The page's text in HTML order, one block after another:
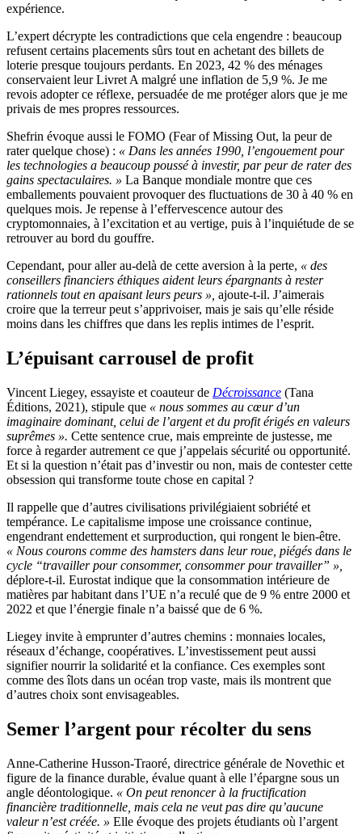
expérience.
L’expert décrypte les contradictions que cela engendre : beaucoup
refusent certains placements sûrs tout en achetant des billets de
loterie presque toujours perdants. En 2023, 42 % des ménages
conservaient leur Livret A malgré une inflation de 5,9 %. Je me
revois adopter ce réflexe, persuadée de me protéger alors que je me
privais de mes propres ressources.
Shefrin évoque aussi le FOMO (Fear of Missing Out, la peur de
rater quelque chose) : « Dans les années 1990, l’engouement pour
les technologies a beaucoup poussé à investir, par peur de rater des
gains spectaculaires. » La Banque mondiale montre que ces
emballements pouvaient provoquer des fluctuations de 30 à 40 % en
quelques mois. Je repense à l’effervescence autour des
cryptomonnaies, à l’excitation et au vertige, puis à l’inquiétude de se
retrouver au bord du gouffre.
Cependant, pour aller au-delà de cette aversion à la perte, « des
conseillers financiers éthiques aident leurs épargnants à rester
rationnels tout en apaisant leurs peurs », ajoute-t-il. J’aimerais
croire que la terreur peut s’apprivoiser, mais je sais qu’elle réside
moins dans les chiffres que dans les replis intimes de l’esprit.
L’épuisant carrousel de profit
Vincent Liegey, essayiste et coauteur de Décroissance (Tana
Éditions, 2021), stipule que « nous sommes au cœur d’un
imaginaire dominant, celui de l’argent et du profit érigés en valeurs
suprêmes ». Cette sentence crue, mais empreinte de justesse, me
force à regarder autrement ce que j’appelais sécurité ou opportunité.
Et si la question n’était pas d’investir ou non, mais de contester cette
obsession qui transforme toute chose en capital ?
Il rappelle que d’autres civilisations privilégiaient sobriété et
tempérance. Le capitalisme impose une croissance continue,
engendrant endettement et surproduction, qui rongent le bien-être.
« Nous courons comme des hamsters dans leur roue, piégés dans le
cycle “travailler pour consommer, consommer pour travailler” »,
déplore-t-il. Eurostat indique que la consommation intérieure de
matières par habitant dans l’UE n’a reculé que de 9 % entre 2000 et
2022 et que l’énergie finale n’a baissé que de 6 %.
Liegey invite à emprunter d’autres chemins : monnaies locales,
réseaux d’échange, coopératives. L’investissement peut aussi
signifier nourrir la solidarité et la confiance. Ces exemples sont
comme des îlots dans un océan trop vaste, mais ils montrent que
d’autres choix sont envisageables.
Semer l’argent pour récolter du sens
Anne-Catherine Husson-Traoré, directrice générale de Novethic et
figure de la finance durable, évalue quant à elle l’épargne sous un
angle déontologique. « On peut renoncer à la fructification
financière traditionnelle, mais cela ne veut pas dire qu’aucune
valeur n’est créée. » Elle évoque des projets étudiants où l’argent